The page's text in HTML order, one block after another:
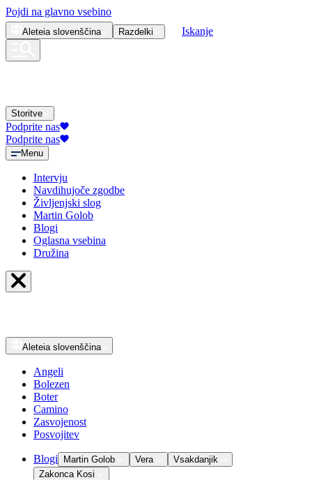
Pojdi na glavno vsebino
Aleteia slovenščina Razdelki Iskanje
Storitve
Podprite nas
Podprite nas
Menu
Intervju
Navdihujoče zgodbe
Življenjski slog
Martin Golob
Blogi
Oglasna vsebina
Družina
Aleteia slovenščina
Angeli
Bolezen
Boter
Camino
Zasvojenost
Posvojitev
Blogi Martin Golob Vera
Vsakdanjik
Zakonca Kosi